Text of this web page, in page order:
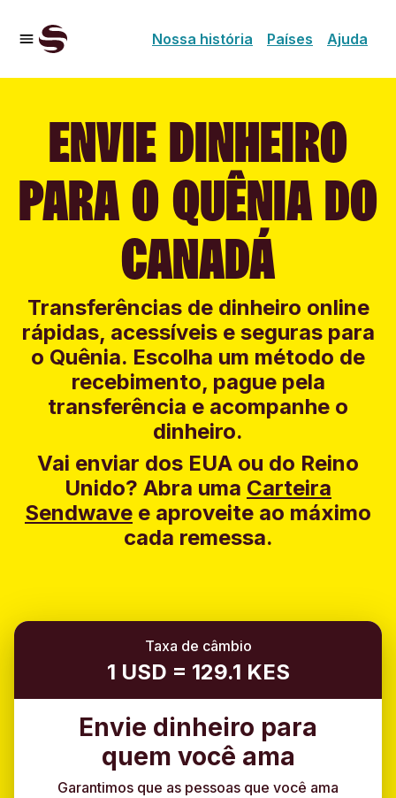
Nossa história Países Ajuda
ENVIE DINHEIRO
PARA O QUÊNIA DO
CANADÁ
Transferências de dinheiro online
rápidas, acessíveis e seguras para
o Quênia. Escolha um método de
recebimento, pague pela
transferência e acompanhe o
dinheiro.
Vai enviar dos EUA ou do Reino
Unido? Abra uma Carteira
Sendwave e aproveite ao máximo
cada remessa.
Taxa de câmbio
1 USD = 129.1 KES
Envie dinheiro para
quem você ama
Garantimos que as pessoas que você ama